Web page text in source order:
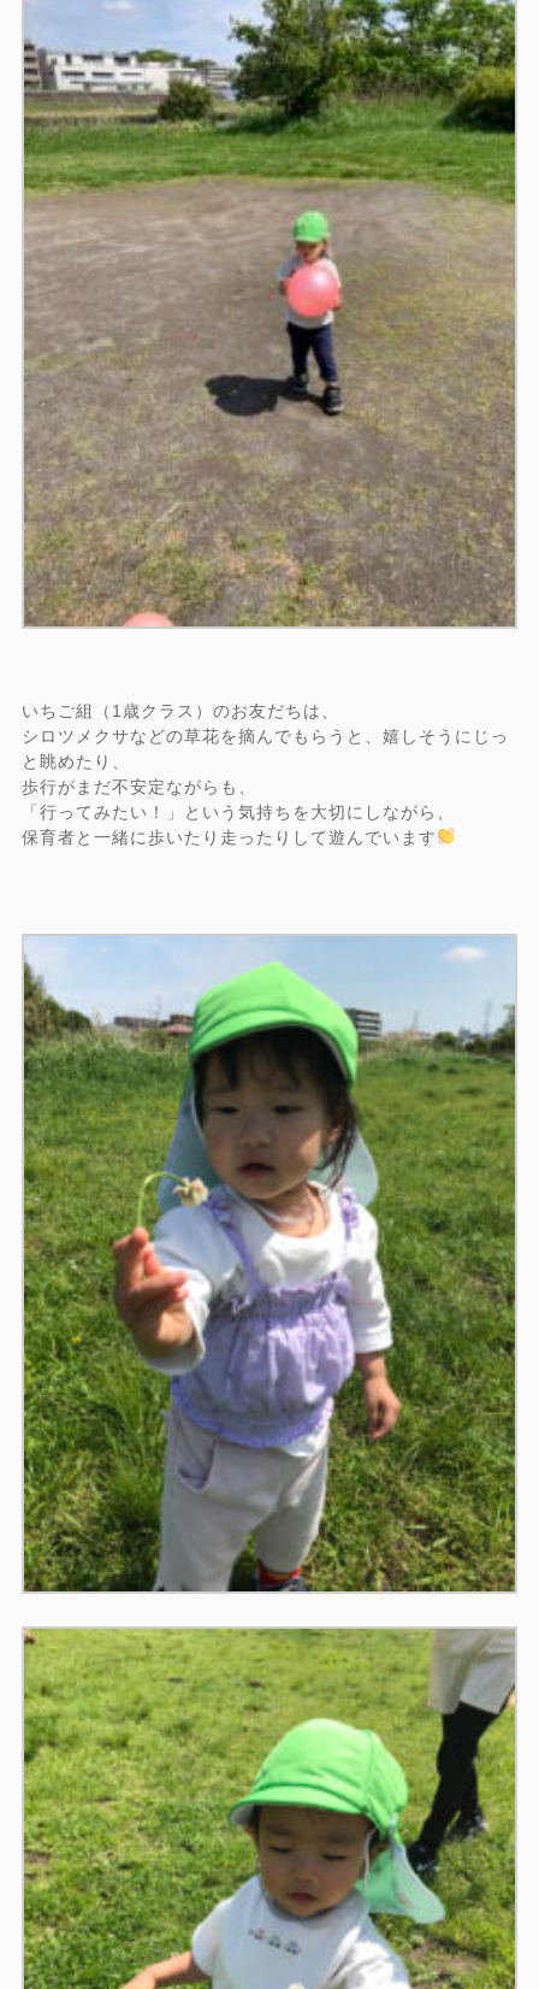
いちご組（1歳クラス）のお友だちは、
シロツメクサなどの草花を摘んでもらうと、嬉しそうにじっ
と眺めたり、
歩行がまだ不安定ながらも、
「行ってみたい！」という気持ちを大切にしながら、
保育者と一緒に歩いたり走ったりして遊んでいます